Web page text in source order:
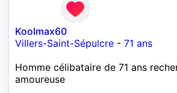
Koolmax60
Villers-Saint-Sépulcre - 71 ans
Homme célibataire de 71 ans
amoureuse